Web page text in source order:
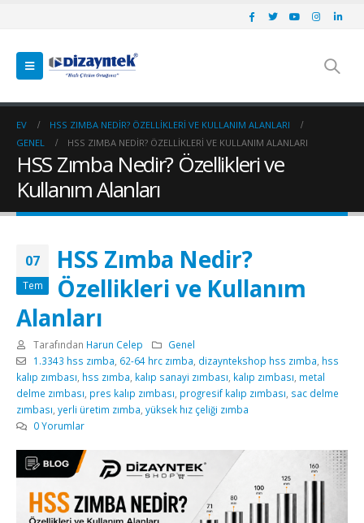
EV
HSS ZIMBA NEDIR? ÖZELLIKLERI VE KULLANIM ALANLARI
GENEL
HSS ZIMBA NEDIR? ÖZELLIKLERI VE KULLANIM ALANLARI
HSS Zımba Nedir? Özellikleri ve
Kullanım Alanları
07
Tem
HSS Zımba Nedir?
Özellikleri ve Kullanım
Alanları
Tarafından Harun Celep
Genel
1.3343 hss zımba 62-64 hrc zımba dizayntekshop hss zımba hss
kalıp zımbası hss zımba kalıp sanayi zımbası kalıp zımbası metal
delme zımbası pres kalıp zımbası progresif kalıp zımbası sac delme
zımbası yerli üretim zımba yüksek hız çeliği zımba
0 Yorumlar